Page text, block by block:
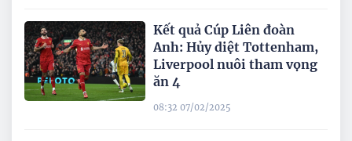
Kết quả Cúp Liên đoàn
Anh: Hủy diệt Tottenham,
Liverpool nuôi tham vọng
ăn 4
08:32 07/02/2025